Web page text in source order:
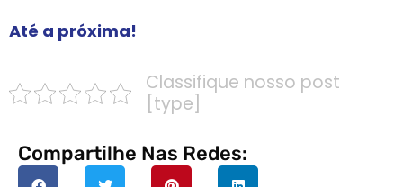
Até a próxima!
Classifique nosso post
[type]
Compartilhe Nas Redes: